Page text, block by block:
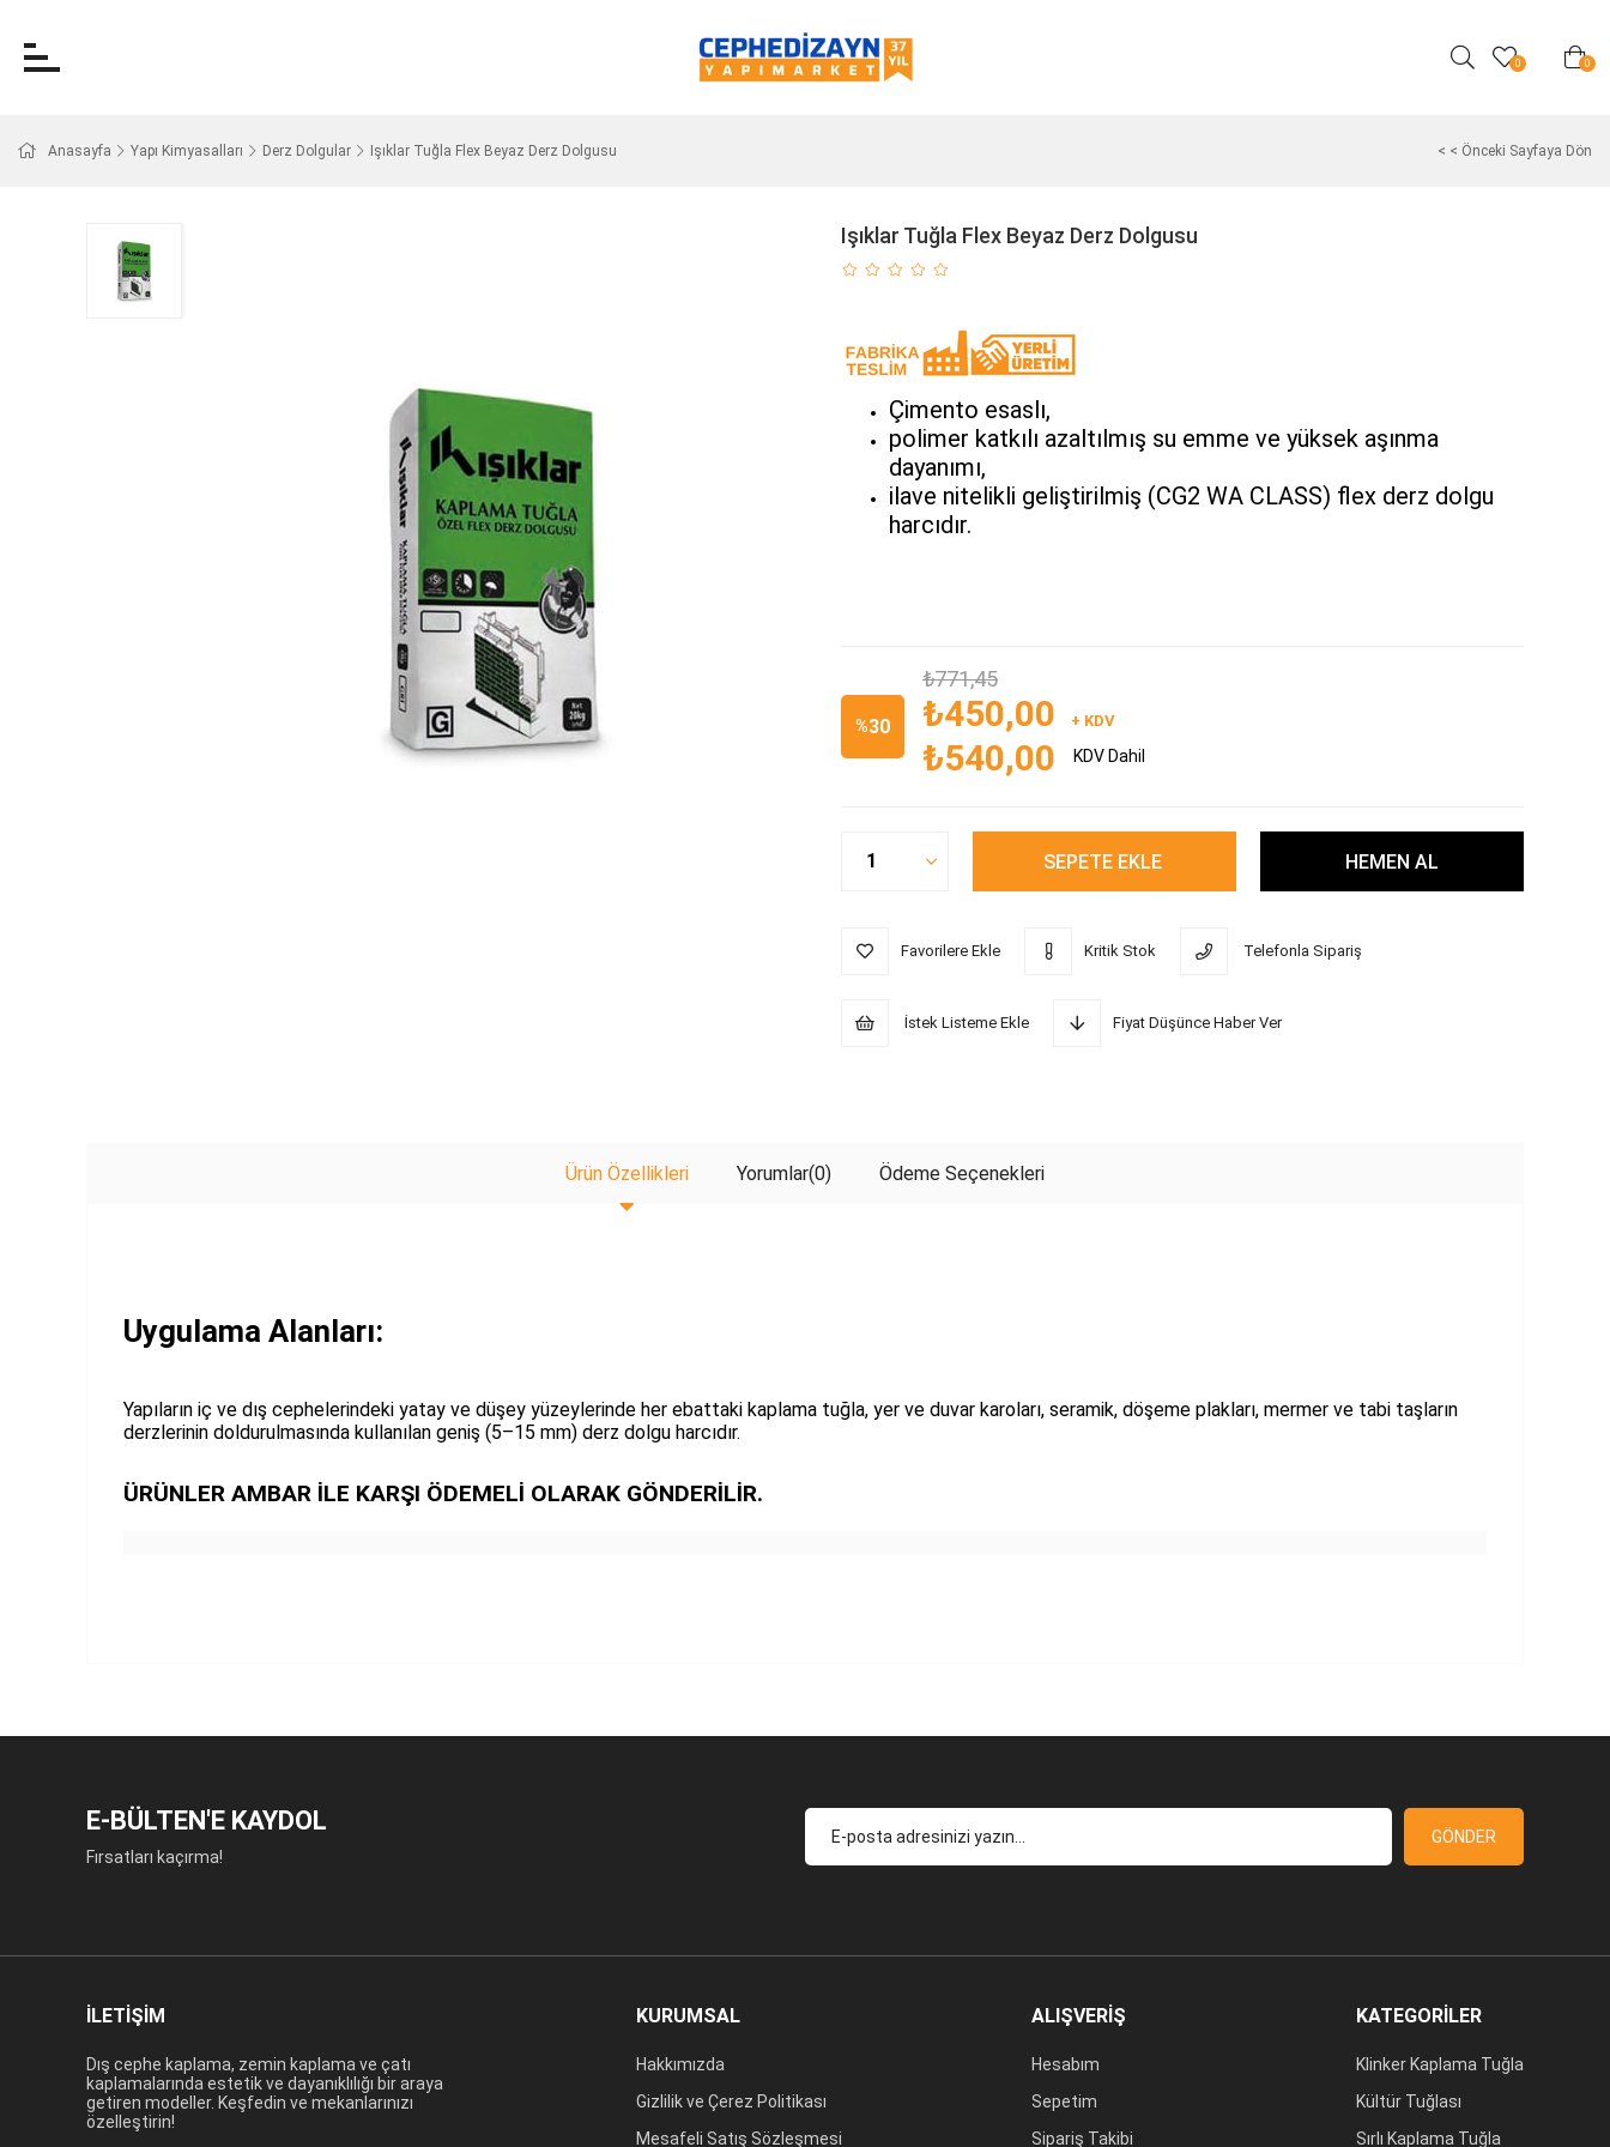
0 0
Anasayfa Yapı Kimyasalları Derz Dolgular Işıklar Tuğla Flex Beyaz Derz Dolgusu < < Önceki Sayfaya Dön
Işıklar Tuğla Flex Beyaz Derz Dolgusu
Çimento esaslı,
polimer katkılı azaltılmış su emme ve yüksek aşınma
dayanımı,
ilave nitelikli geliştirilmiş (CG2 WA CLASS) flex derz dolgu
harcıdır.
%30
₺771,45
₺450,00 + KDV
KDV Dahil
₺540,00
Favorilere Ekle Kritik Stok Telefonla Sipariş
İstek Listeme Ekle Fiyat Düşünce Haber Ver
Ürün Özellikleri Yorumlar(0) Ödeme Seçenekleri
Uygulama Alanları:
Yapıların iç ve dış cephelerindeki yatay ve düşey yüzeylerinde her ebattaki kaplama tuğla, yer ve duvar karoları, seramik, döşeme plakları, mermer ve tabi taşların
derzlerinin doldurulmasında kullanılan geniş (5–15 mm) derz dolgu harcıdır.
ÜRÜNLER AMBAR İLE KARŞI ÖDEMELİ OLARAK GÖNDERİLİR.
E-BÜLTEN'E KAYDOL
Fırsatları kaçırma!
GÖNDER
İLETİŞİM
Dış cephe kaplama, zemin kaplama ve çatı
kaplamalarında estetik ve dayanıklılığı bir araya
getiren modeller. Keşfedin ve mekanlarınızı
özelleştirin!
KURUMSAL
Hakkımızda
Gizlilik ve Çerez Politikası
Mesafeli Satış Sözleşmesi
ALIŞVERİŞ
Hesabım
Sepetim
Sipariş Takibi
KATEGORİLER
Klinker Kaplama Tuğla
Kültür Tuğlası
Sırlı Kaplama Tuğla